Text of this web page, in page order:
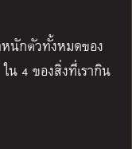
นักตัวทั้งหมดของ
ใน 4 ของสิ่งที่เรากิน